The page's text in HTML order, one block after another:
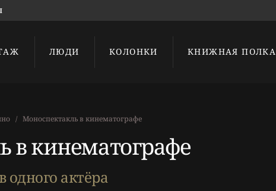
ЛЮДИ КОЛОНКИ КНИЖНАЯ ПОЛКА
Моноспектакль в кинематографе
в кинематографе
одного актёра